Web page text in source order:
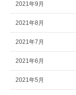
2021年9月
2021年8月
2021年7月
2021年6月
2021年5月